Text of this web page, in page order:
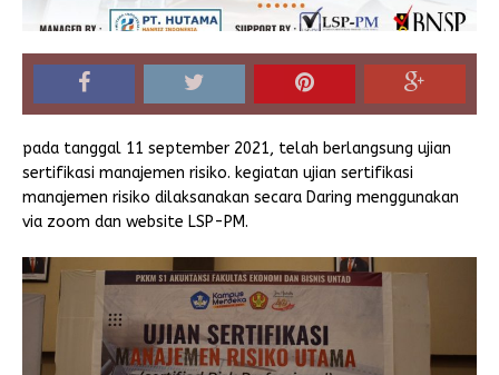
pada tanggal 11 september 2021, telah berlangsung ujian
sertifikasi manajemen risiko. kegiatan ujian sertifikasi
manajemen risiko dilaksanakan secara Daring menggunakan
via zoom dan website LSP-PM.